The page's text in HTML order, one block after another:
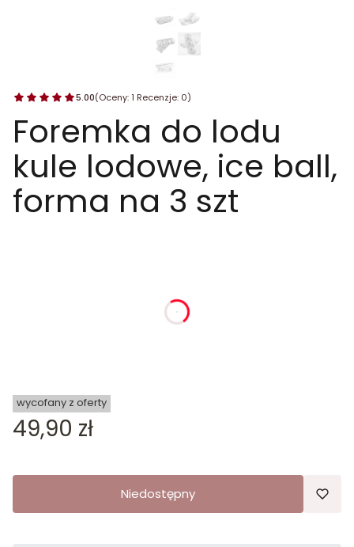
5.00(Oceny: 1 Recenzje: 0)
Foremka do lodu
kule lodowe, ice ball,
forma na 3 szt
godziny
wycofany z oferty
Cena
49,90 zł
Niedostępny